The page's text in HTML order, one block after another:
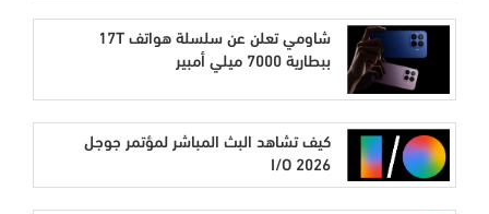
شاومي تعلن عن سلسلة هواتف 17T
ببطارية 7000 ميلي أمبير
كيف تشاهد البث المباشر لمؤتمر جوجل
I/O 2026